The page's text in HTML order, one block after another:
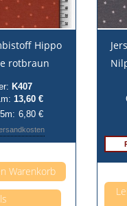
Hippo
rotbraun
K407
13,60 €
6,80 €